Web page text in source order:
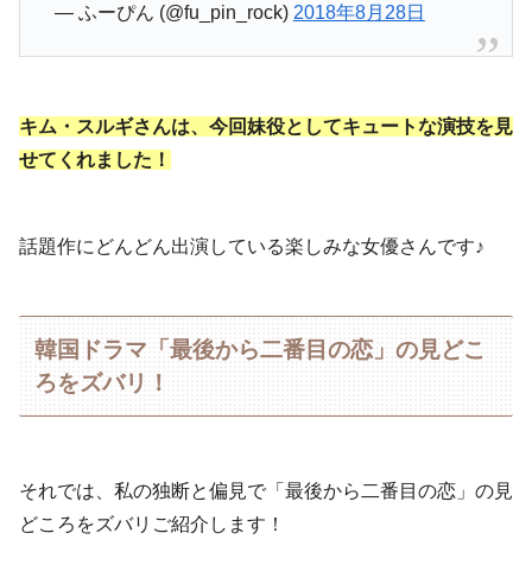
— ふーぴん (@fu_pin_rock) 2018年8月28日
キム・スルギさんは、今回妹役としてキュートな演技を見
せてくれました！
話題作にどんどん出演している楽しみな女優さんです♪
韓国ドラマ「最後から二番目の恋」の見どこ
ろをズバリ！
それでは、私の独断と偏見で「最後から二番目の恋」の見
どころをズバリご紹介します！